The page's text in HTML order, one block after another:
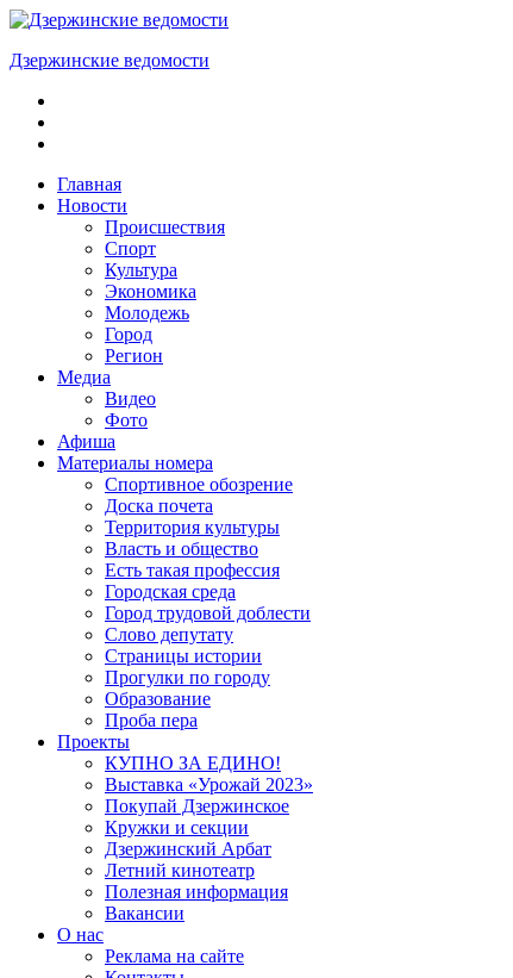
Skip
content
Дзержинские ведомости
ОБЩЕСТВЕННО-
ПОЛИТИЧЕСКАЯ
ГАЗЕТАГлавная
Новости
Происшествия
Спорт
Культура
Экономика
Молодежь
Город
Регион
Медиа
Видео
Фото
Афиша
Материалы номера
Спортивное обозрение
Доска почета
Территория культуры
Власть и общество
Есть такая профессия
Городская среда
Город трудовой доблести
Слово депутату
Страницы истории
Прогулки по городу
Образование
Проба пера
Проекты
КУПНО ЗА ЕДИНО!
Выставка «Урожай 2023»
Покупай Дзержинское
Кружки и секции
Дзержинский Арбат
Летний кинотеатр
Полезная информация
Вакансии
О нас
Реклама на сайте